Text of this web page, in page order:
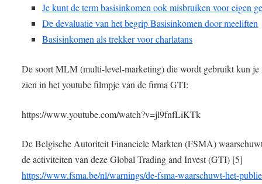
Je kunt de term basisinkomen ook misbruiken voor eigen
De devaluatie van het begrip Basisinkomen door meeliften
Basisinkomen als trekker voor charlatans
De soort MLM (multi-level-marketing) die wordt gebruikt kun je
zien in het youtube filmpje van de firma GTI:
https://www.youtube.com/watch?v=jl9fnfLiKTk
De Belgische Autoriteit Financiele Markten (FSMA)
de activiteiten van deze Global Trading and Invest (GTI) [5]
https://www.fsma.be/nl/warnings/de-fsma-waarschuwt-het-